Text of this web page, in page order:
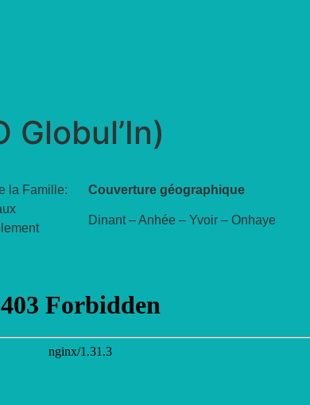
la Famille:
Couverture géographique
Dinant – Anhée – Yvoir – Onhaye